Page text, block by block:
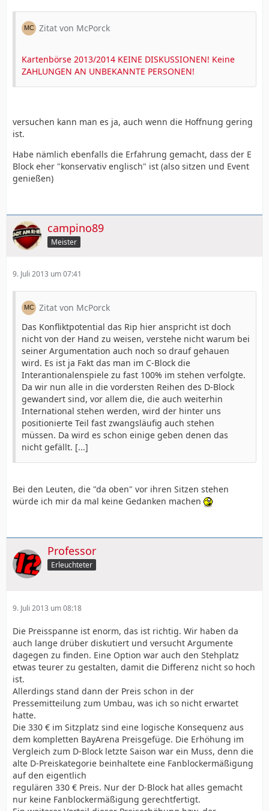
Zitat von McPorck
Kartenbörse 2013/2014 KEINE DISKUSSIONEN! Keine
ZAHLUNGEN AN UNBEKANNTE PERSONEN!
versuchen kann man es ja, auch wenn die Hoffnung gering
ist.
Habe nämlich ebenfalls die Erfahrung gemacht, dass der E
Block eher "konservativ englisch" ist (also sitzen und Event
genießen)
campino89
Meister
9. Juli 2013 um 07:41
Zitat von McPorck
Das Konfliktpotential das Rip hier anspricht ist doch
nicht von der Hand zu weisen, verstehe nicht warum bei
seiner Argumentation auch noch so drauf gehauen
wird. Es ist ja Fakt das man im C-Block die
Interantionalenspiele zu fast 100% im stehen verfolgte.
Da wir nun alle in die vordersten Reihen des D-Block
gewandert sind, vor allem die, die auch weiterhin
International stehen werden, wird der hinter uns
positionierte Teil fast zwangsläufig auch stehen
müssen. Da wird es schon einige geben denen das
nicht gefällt. [...]
Bei den Leuten, die "da oben" vor ihren Sitzen stehen
würde ich mir da mal keine Gedanken machen
Professor
Erleuchteter
9. Juli 2013 um 08:18
Die Preisspanne ist enorm, das ist richtig. Wir haben da
auch lange drüber diskutiert und versucht Argumente
dagegen zu finden. Eine Option war auch den Stehplatz
etwas teurer zu gestalten, damit die Differenz nicht so hoch
ist.
Allerdings stand dann der Preis schon in der
Pressemitteilung zum Umbau, was ich so nicht erwartet
hatte.
Die 330 € im Sitzplatz sind eine logische Konsequenz aus
dem kompletten BayArena Preisgefüge. Die Erhöhung im
Vergleich zum D-Block letzte Saison war ein Muss, denn die
alte D-Preiskategorie beinhaltete eine Fanblockermäßigung
auf den eigentlich
regulären 330 € Preis. Nur der D-Block hat alles gemacht
nur keine Fanblockermäßigung gerechtfertigt.